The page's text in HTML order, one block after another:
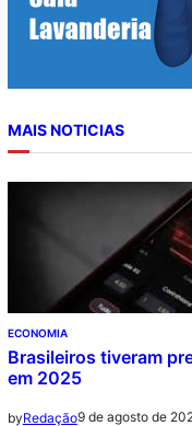
MAIS NOTICIAS
ECONOMIA
Brasileiros tiveram
em 2025
byRedação9 de agosto de